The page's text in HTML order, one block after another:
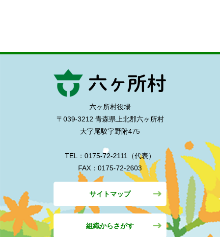
六ヶ所村役場
〒039-3212 青森県上北郡六ヶ所村
大字尾駮字野附475
TEL：0175-72-2111（代表）
FAX：0175-72-2603
サイトマップ
組織からさがす